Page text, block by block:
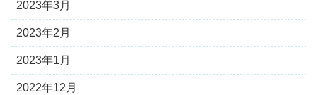
2023年3月
2023年2月
2023年1月
2022年12月